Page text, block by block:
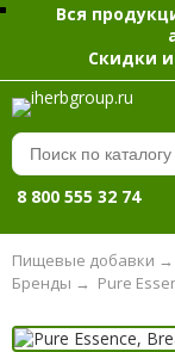
Вся
Скидки
8 800 555 32 74
Пищевые добавки →
Pure
Бренды →